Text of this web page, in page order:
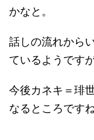
かなと。
話しの流れから
ているようです
今後カネキ＝琲
なるところですね